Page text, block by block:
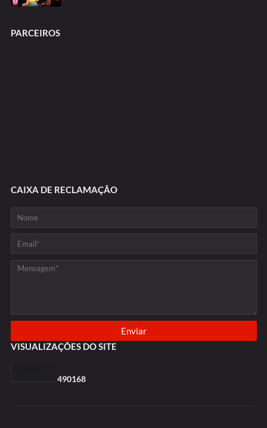
PARCEIROS
CAIXA DE RECLAMAÇÃO
VISUALIZAÇÕES DO SITE
490168